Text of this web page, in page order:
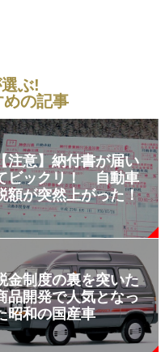
ぶ!
の記事
注意】納付書が届い
ビックリ！ 自動車
額が突然上がった！
金制度の裏を突いた
品開発で人気となっ
昭和の国産車